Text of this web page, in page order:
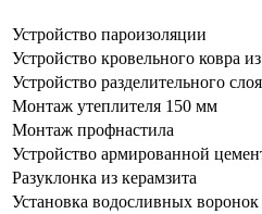
Устройство пароизоляции
Устройство кровельного
Устройство разделительного
Монтаж утеплителя 150 мм
Монтаж профнастила
Устройство армированной
Разуклонка из керамзита
Установка водосливных